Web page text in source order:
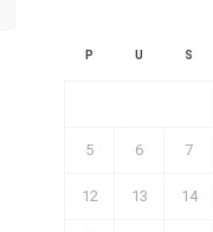
P U S
5 6 7
12 13 14